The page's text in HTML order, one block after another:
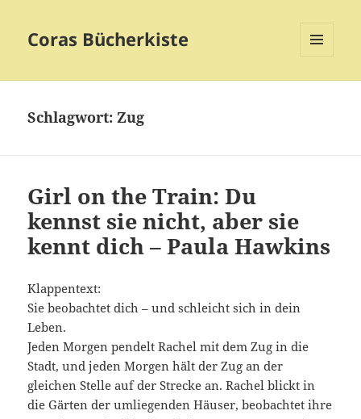
Coras Bücherkiste
Schlagwort:Zug
Girl on the Train: Du
kennst sie nicht, aber sie
kennt dich – Paula Hawkins
Klappentext:
Sie beobachtet dich – und schleicht sich in dein
Leben.
Jeden Morgen pendelt Rachel mit dem Zug in die
Stadt, und jeden Morgen hält der Zug an der
gleichen Stelle auf der Strecke an. Rachel blickt in
die Gärten der umliegenden Häuser, beobachtet ihre